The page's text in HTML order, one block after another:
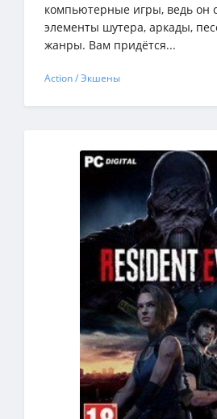
компьютерные игры, ведь он
элементы шутера, аркады,
жанры. Вам придётся...
Action / Экшены